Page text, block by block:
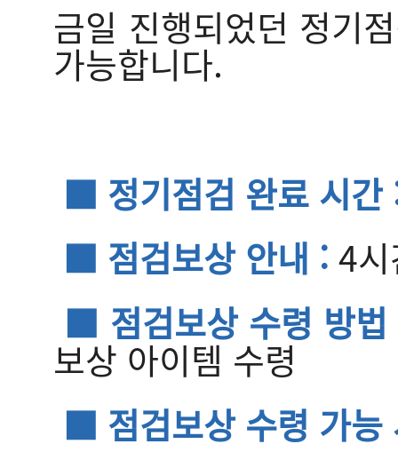
금일 진행되었던 정기
가능합니다.
■ 정기점검 완료 시간
■ 점검보상 안내 : 4
■ 점검보상 수령 방
보상 아이템 수령
■ 점검보상 수령 가능